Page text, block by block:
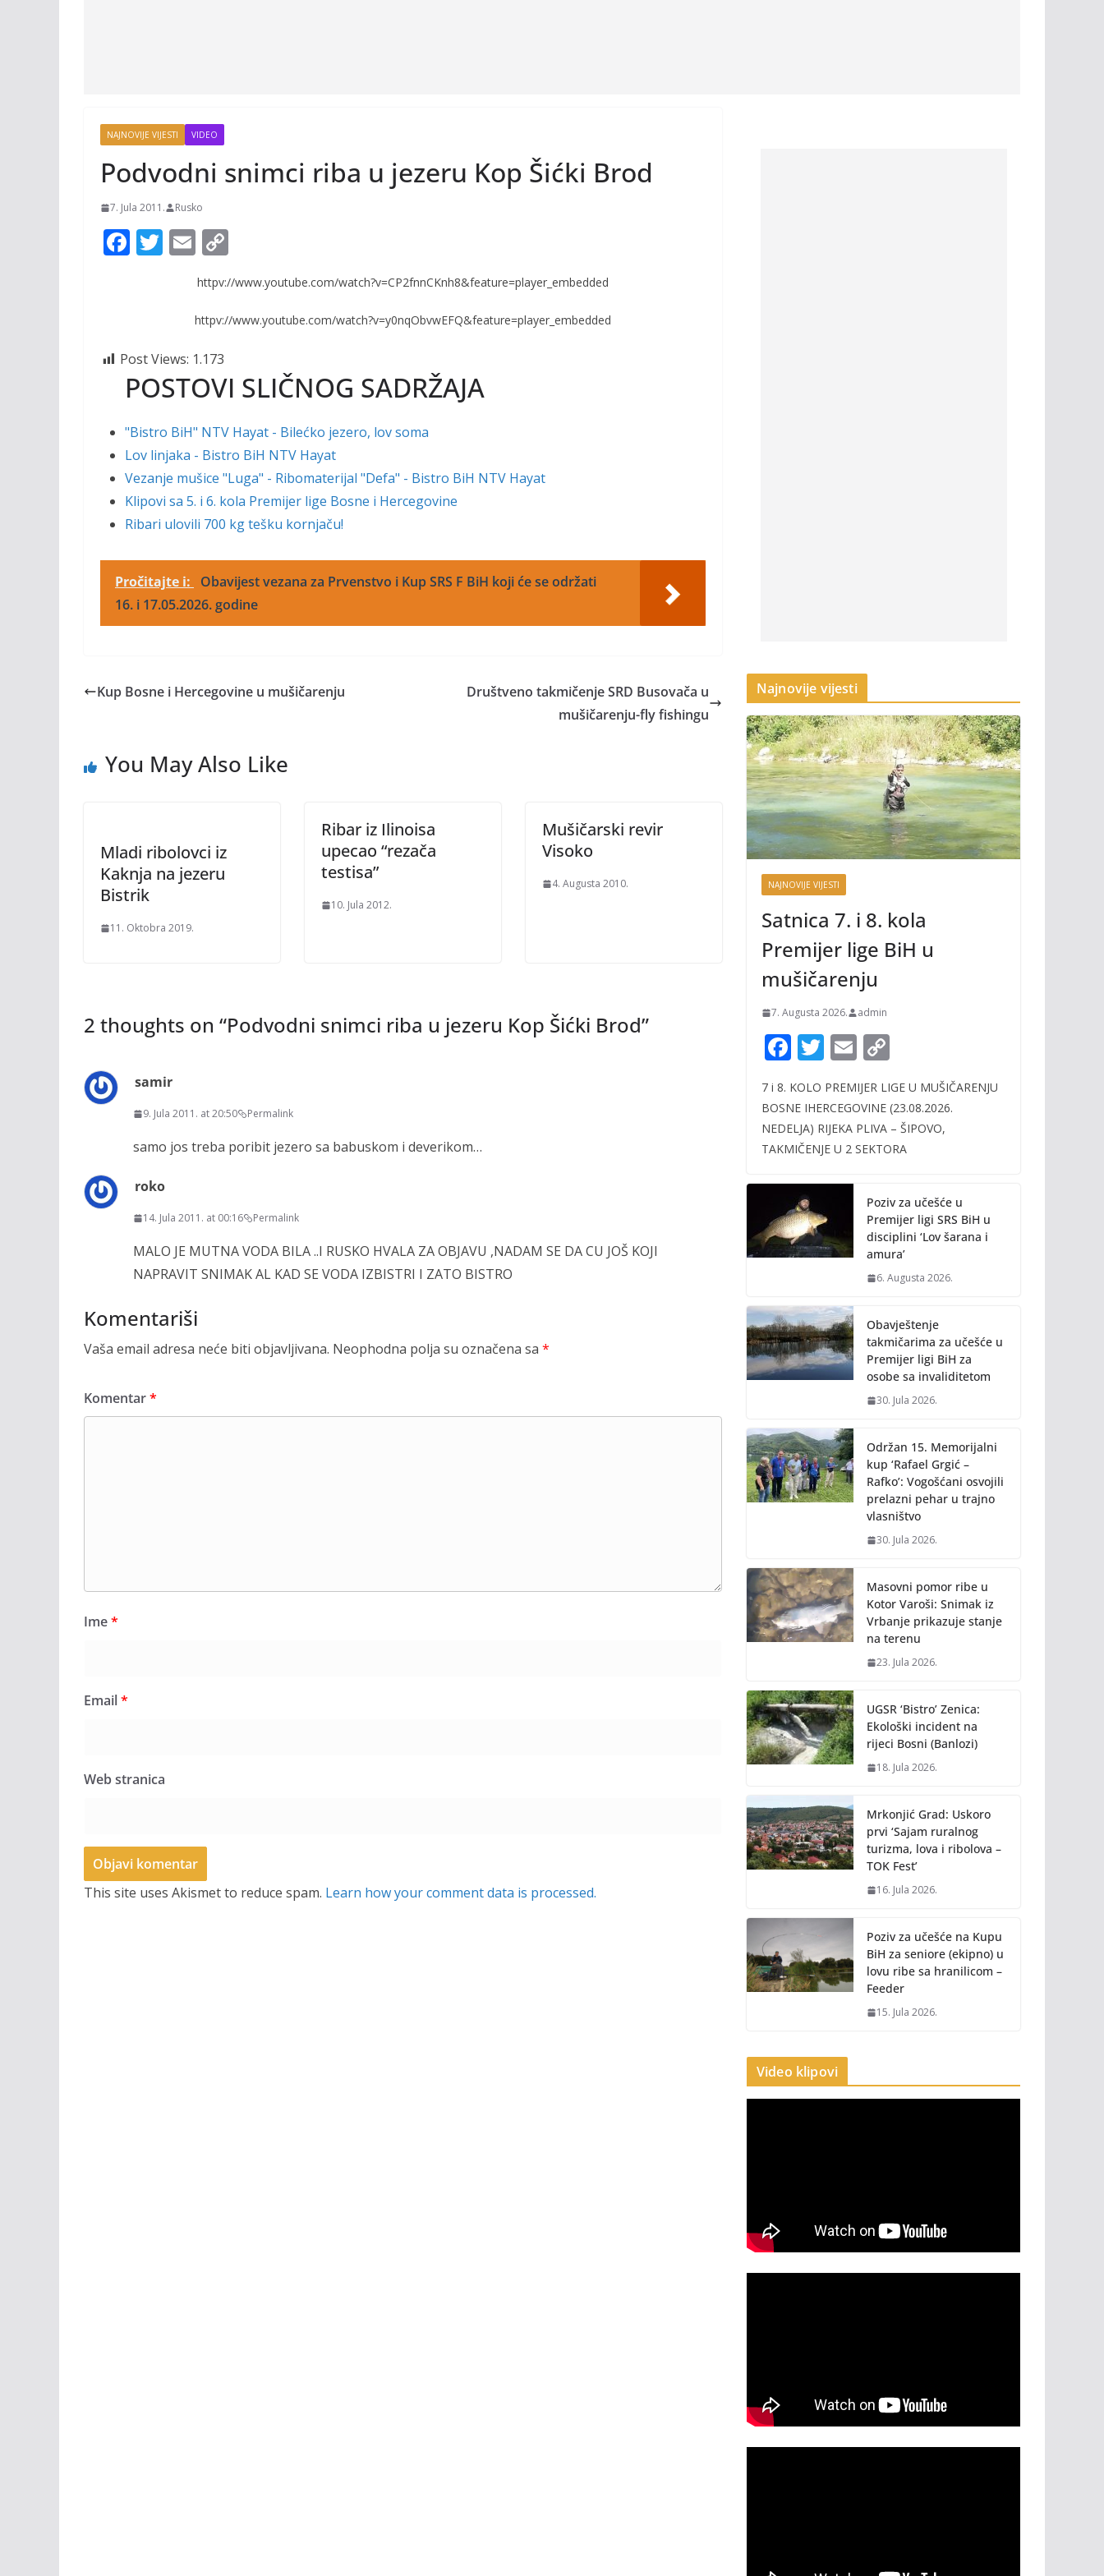
NAJNOVIJE VIJESTI VIDEO
Podvodni snimci riba u jezeru Kop Šićki Brod
7. Jula 2011. Rusko
F
o
o
k
T E
m
ai
l
p
y
n
k
httpv://www.youtube.com/watch?v=CP2fnnCKnh8&feature=player_embedded
httpv://www.youtube.com/watch?v=y0nqObvwEFQ&feature=player_embedded
Post Views: 1.173
POSTOVI SLIČNOG SADRŽAJA
"Bistro BiH" NTV Hayat - Bilećko jezero, lov soma
Lov linjaka - Bistro BiH NTV Hayat
Vezanje mušice "Luga" - Ribomaterijal "Defa" - Bistro BiH NTV Hayat
Klipovi sa 5. i 6. kola Premijer lige Bosne i Hercegovine
Ribari ulovili 700 kg tešku kornjaču!
Pročitajte i:
Obavijest vezana za Prvenstvo i Kup SRS F BiH koji će se održati
16. i 17.05.2026. godine
Kup Bosne i Hercegovine u mušičarenju
Društveno takmičenje SRD Busovača u
mušičarenju-fly fishingu
You May Also Like
Mladi ribolovci iz
Kaknja na jezeru
Bistrik
11. Oktobra 2019.
Ribar iz Ilinoisa
upecao “rezača
testisa”
10. Jula 2012.
Mušičarski revir
Visoko
4. Augusta 2010.
2 thoughts on “Podvodni snimci riba u jezeru Kop Šićki Brod”
samir
9. Jula 2011. at 20:50 Permalink
samo jos treba poribit jezero sa babuskom i deverikom…
roko
14. Jula 2011. at 00:16 Permalink
MALO JE MUTNA VODA BILA ..I RUSKO HVALA ZA OBJAVU ,NADAM SE DA CU JOŠ KOJI
NAPRAVIT SNIMAK AL KAD SE VODA IZBISTRI I ZATO BISTRO
Komentariši
Vaša email adresa neće biti objavljivana. Neophodna polja su označena sa *
Komentar*
Ime*
Email*
Web stranica
This site uses Akismet to reduce spam. Learn how your comment data is processed.
Najnovije vijesti
NAJNOVIJE VIJESTI
Satnica 7. i 8. kola
Premijer lige BiH u
mušičarenju
7. Augusta 2026. admin
F
e
b
o
o
k
T
itt
er
E
ai
l
p
y
Li
k
7 i 8. KOLO PREMIJER LIGE U MUŠIČARENJU
BOSNE IHERCEGOVINE (23.08.2026.
NEDELJA) RIJEKA PLIVA – ŠIPOVO,
TAKMIČENJE U 2 SEKTORA
Poziv za učešće u
Premijer ligi SRS BiH u
disciplini ‘Lov šarana i
amura’
6. Augusta 2026.
Obavještenje
takmičarima za učešće u
Premijer ligi BiH za
osobe sa invaliditetom
30. Jula 2026.
Održan 15. Memorijalni
kup ‘Rafael Grgić –
Rafko’: Vogošćani osvojili
prelazni pehar u trajno
vlasništvo
30. Jula 2026.
Masovni pomor ribe u
Kotor Varoši: Snimak iz
Vrbanje prikazuje stanje
na terenu
23. Jula 2026.
UGSR ‘Bistro’ Zenica:
Ekološki incident na
rijeci Bosni (Banlozi)
18. Jula 2026.
Mrkonjić Grad: Uskoro
prvi ‘Sajam ruralnog
turizma, lova i ribolova –
TOK Fest’
16. Jula 2026.
Poziv za učešće na Kupu
BiH za seniore (ekipno) u
lovu ribe sa hranilicom –
Feeder
15. Jula 2026.
Video klipovi